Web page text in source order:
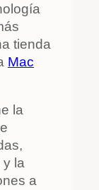
tienda
Mac
la
y la
a